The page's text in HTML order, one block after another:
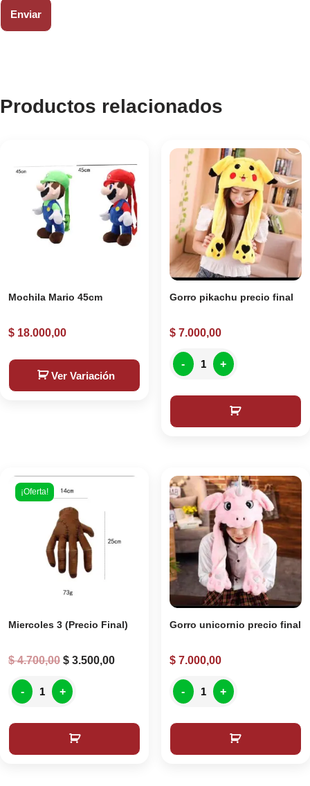
Productos relacionados
Mochila Mario 45cm
$ 18.000,00
Ver Variación
Gorro pikachu precio final
$7.000,00
- +
¡Oferta!
Miercoles 3 (Precio Final)
$4.700,00 $ 3.500,00
- +
Gorro unicornio precio final
$7.000,00
- +